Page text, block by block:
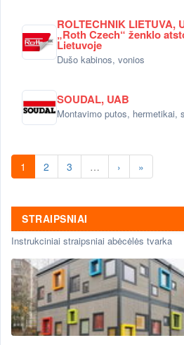
ROLTECHNIK LIETUVA,
„Roth Czech“ ženklo
Lietuvoje
Dušo kabinos, vonios
SOUDAL, UAB
Montavimo putos, hermetikai,
1 2 3 … › »
STRAIPSNIAI
Instrukciniai straipsniai abėcėlės tvarka